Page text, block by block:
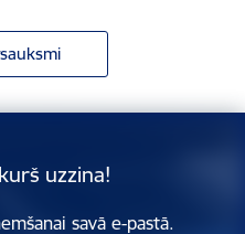
uzzina!
savā e-pastā.